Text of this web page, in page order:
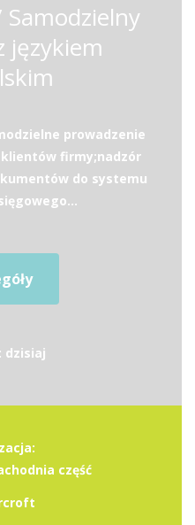
językiem
prowadzenie
klientów firmy;nadzór
do systemu
dzisiaj
część